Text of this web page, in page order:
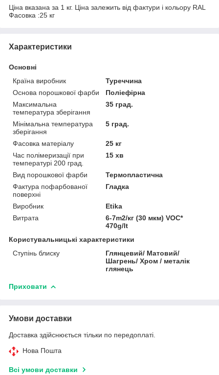
Ціна вказана за 1 кг. Ціна залежить від фактури і кольору RAL
Фасовка :25 кг
Характеристики
Основні
Країна виробник
Туреччина
Основа порошкової фарби
Поліефірна
Максимальна
температура зберігання
35 град.
Мінімальна температура
зберігання
5 град.
Фасовка матеріалу
25 кг
Час полімеризації при
температурі 200 град.
15 хв
Вид порошкової фарби
Термопластична
Фактура пофарбованої
поверхні
Гладка
Виробник
Etika
Витрата
6-7m2/кг (30 мкм) VOC*
470g/lt
Користувальницькі характеристики
Ступінь блиску
Глянцевий/ Матовий/
Шагрень/ Хром / металік
глянець
Приховати
Умови доставки
Доставка здійснюється тільки по передоплаті.
Нова Пошта
Всі умови доставки